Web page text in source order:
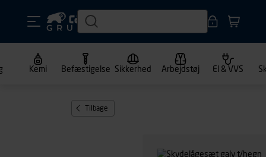
Kemi Befæstigelse Sikkerhed Arbejdstøj El & VVS
Tilbage